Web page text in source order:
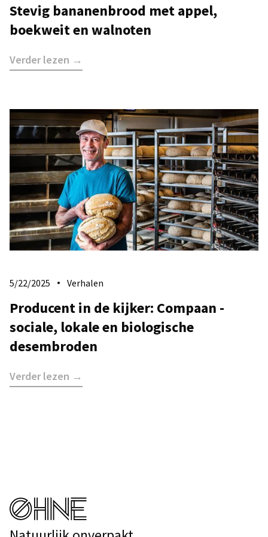
Stevig bananenbrood met appel,
boekweit en walnoten
Verder lezen →
5/22/2025 Verhalen
Producent in de kijker: Compaan -
sociale, lokale en biologische
desembroden
Verder lezen →